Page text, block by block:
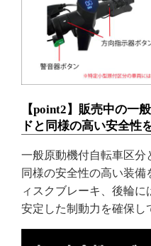
【point2】販売中の一
ドと同様の高い安全性
一般原動機付自転車区分
同様の安全性の高い装
ィスクブレーキ、後輪に
安定した制動力を確保し